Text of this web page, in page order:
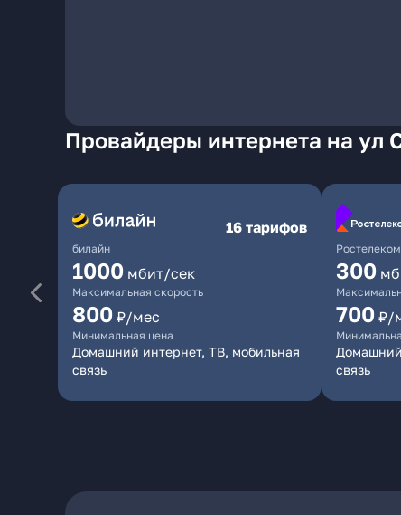
Провайдеры интернета на ул
билайн
16 тарифов
1000 мбит/сек
Максимальная скорость
800 ₽/мес
Минимальная цена
Домашний интернет, ТВ, мобильная
связь
Ростелеком
300
700 ₽/
связь